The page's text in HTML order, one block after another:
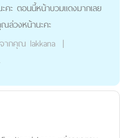
คะ ตอนนี้หน้าบวมแดงมากเลย
ล่วงหน้านะคะ
จากคุณ lakkana |